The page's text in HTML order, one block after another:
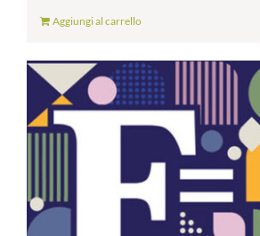
Aggiungi al carrello